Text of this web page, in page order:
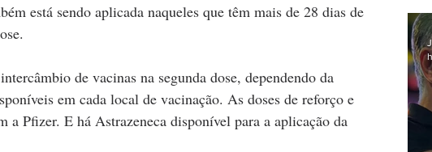
está sendo aplicada naqueles que têm mais de 28 dias de
de vacinas na segunda dose, dependendo da
em cada local de vacinação. As doses de reforço e
a Pfizer. E há Astrazeneca disponível para a aplicação da